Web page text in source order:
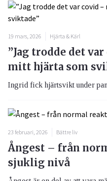
19 mars, 2026 Hjärta & Kärl
”Jag trodde det
mitt hjärta som
Ingrid fick hjärtsvikt under
23 februari, 2026 Bättre liv
Ångest – från
sjuklig nivå